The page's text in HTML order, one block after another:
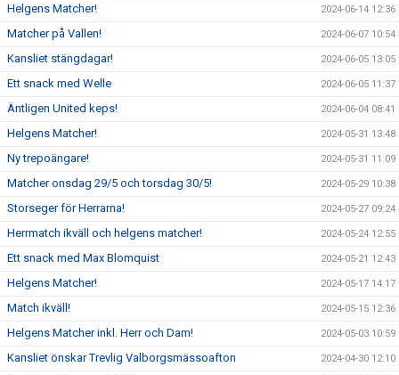
Helgens Matcher! 2024-06-14 12:36
Matcher på Vallen! 2024-06-07 10:54
Kansliet stängdagar! 2024-06-05 13:05
Ett snack med Welle 2024-06-05 11:37
Äntligen United keps! 2024-06-04 08:41
Helgens Matcher! 2024-05-31 13:48
Ny trepoängare! 2024-05-31 11:09
Matcher onsdag 29/5 och torsdag 30/5! 2024-05-29 10:38
Storseger för Herrarna! 2024-05-27 09:24
Herrmatch ikväll och helgens matcher! 2024-05-24 12:55
Ett snack med Max Blomquist 2024-05-21 12:43
Helgens Matcher! 2024-05-17 14:17
Match ikväll! 2024-05-15 12:36
Helgens Matcher inkl. Herr och Dam! 2024-05-03 10:59
Kansliet önskar Trevlig Valborgsmässoafton 2024-04-30 12:10